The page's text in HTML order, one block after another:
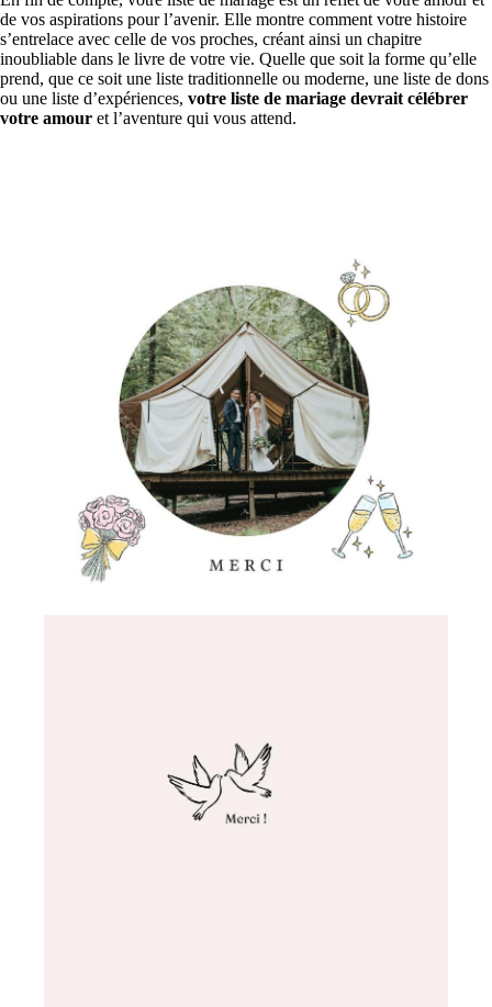
de vos aspirations pour l’avenir. Elle montre comment votre histoire
s’entrelace avec celle de vos proches, créant ainsi un chapitre
inoubliable dans le livre de votre vie. Quelle que soit la forme qu’elle
prend, que ce soit une liste traditionnelle ou moderne, une liste de dons
ou une liste d’expériences, votre liste de mariage devrait célébrer
votre amour et l’aventure qui vous attend.